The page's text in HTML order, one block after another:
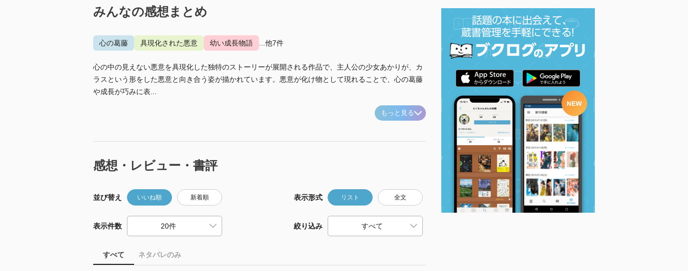
みんなの感想まとめ
心の葛藤 具現化された悪意 幼い成長物語 ...他7件
心の中の見えない悪意を具現化した独特のストーリーが展開される作品で、主人公の少女あかりが、カ
ラスという形をした悪意と向き合う姿が描かれています。悪意が化け物として現れることで、心の葛藤
や成長が巧みに表...
もっと見る
感想・レビュー・書評
並び替え いいね順 新着順 表示形式 リスト 全文
表示件数 絞り込み
すべて ネタバレのみ